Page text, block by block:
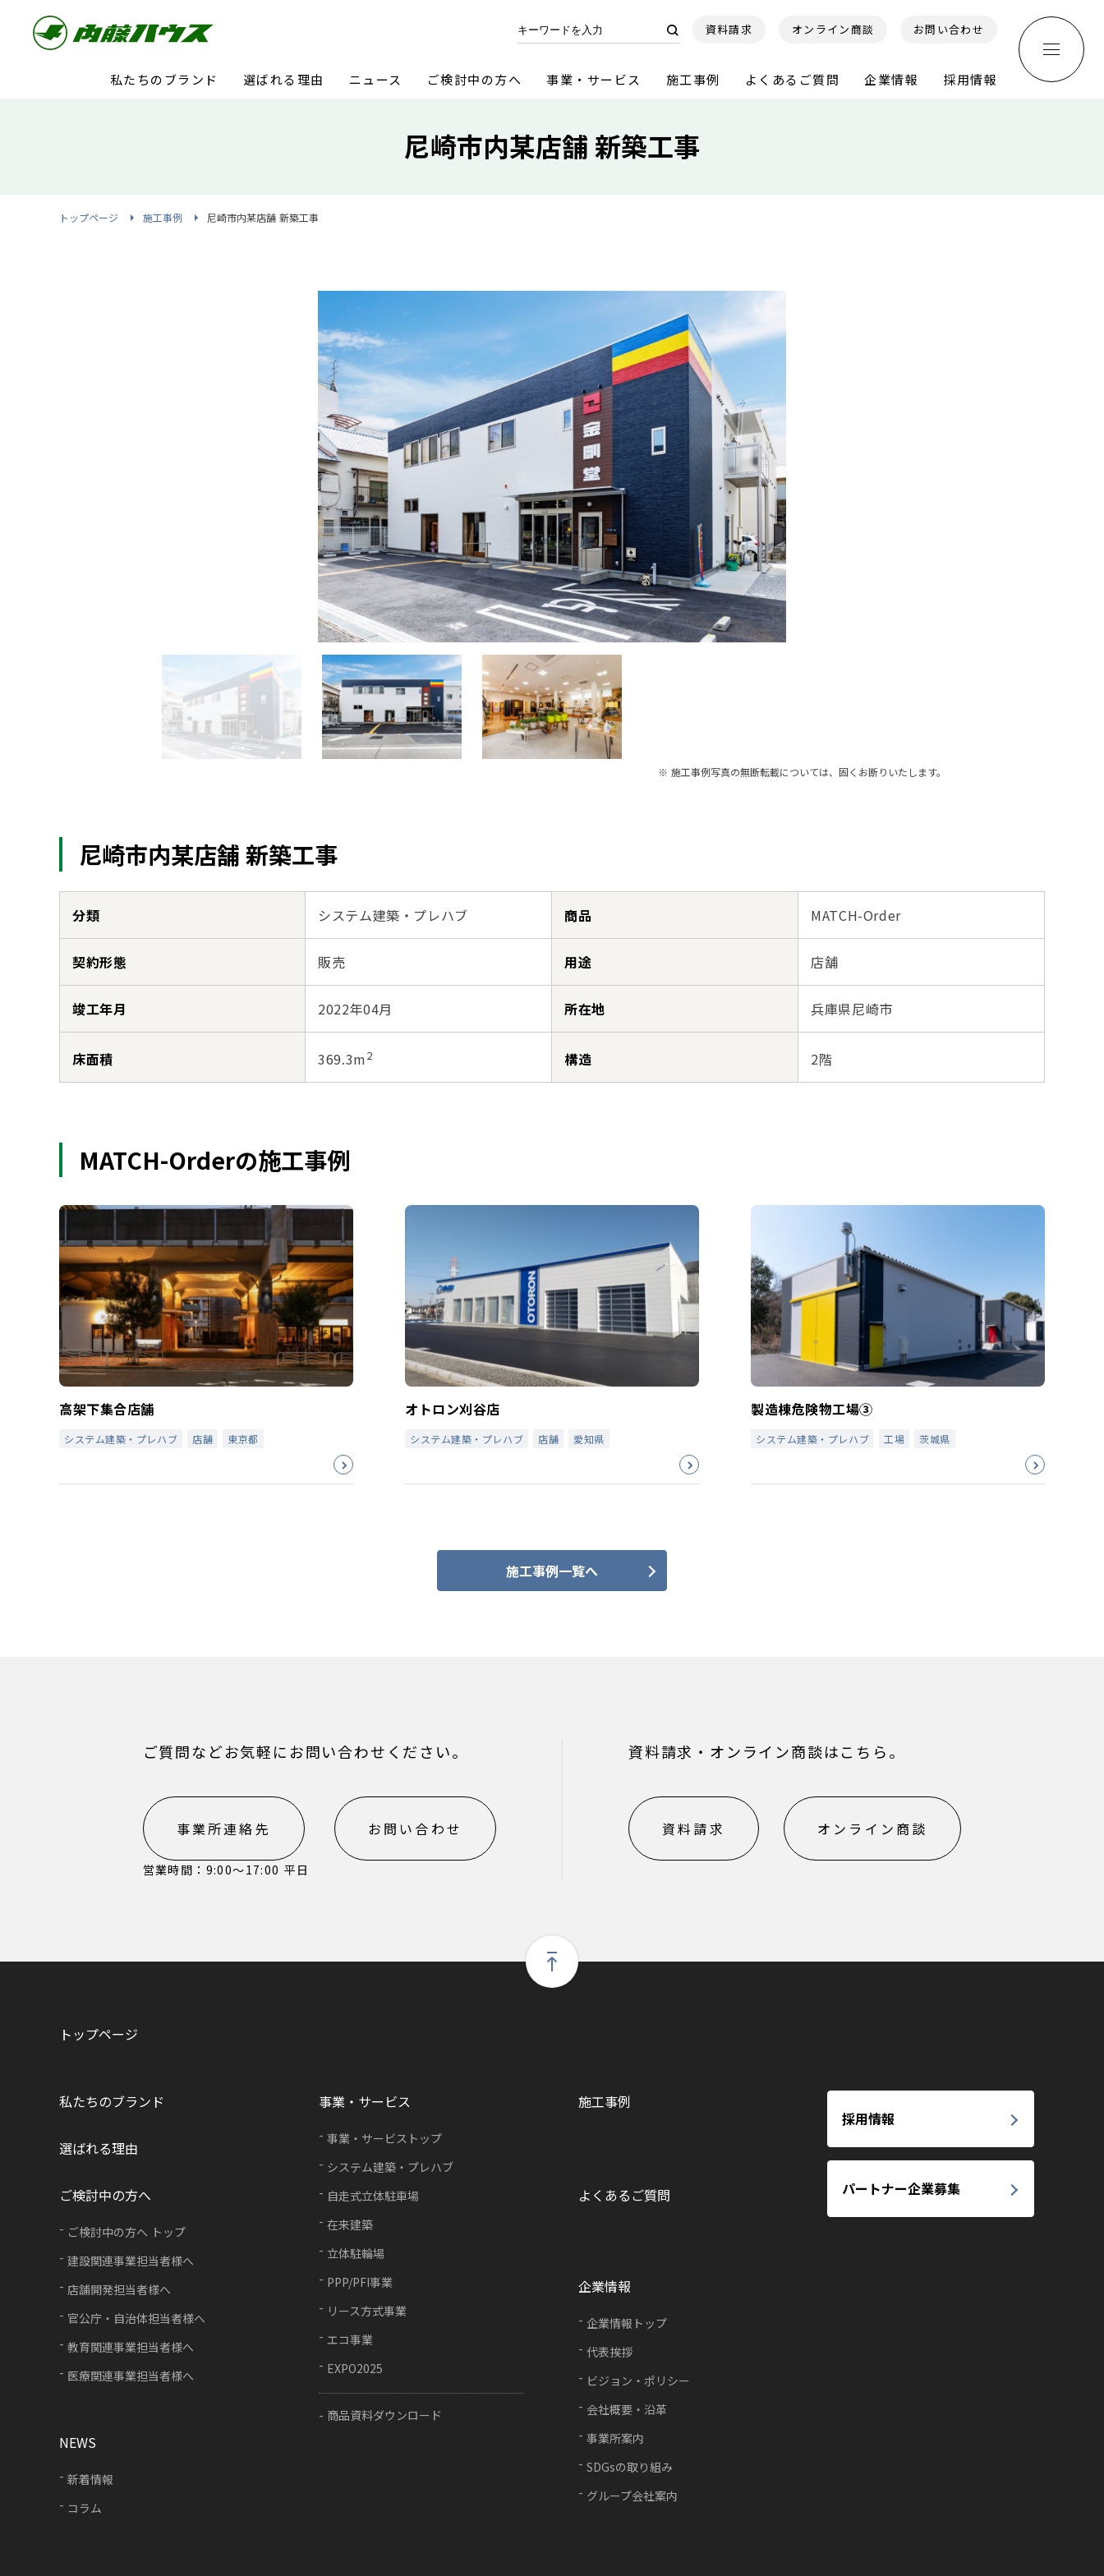
資料請求 オンライン商談 お問い合わせ
私たちのブランド 選ばれる理由 ニュース ご検討中の方へ 事業・サービス 施工事例 よくあるご質問 企業情報 採用情報
尼崎市内某店舗 新築工事
トップページ 施工事例 尼崎市内某店舗 新築工事
※ 施工事例写真の無断転載については、固くお断りいたします。
尼崎市内某店舗 新築工事
分類 システム建築・プレハブ 商品 MATCH-Order
契約形態 販売 用途 店舗
竣工年月 2022年04月 所在地 兵庫県尼崎市
床面積 369.3m2 構造 2階
MATCH-Orderの施工事例
高架下集合店舗
システム建築・プレハブ 店舗 東京都
オトロン刈谷店
システム建築・プレハブ 店舗 愛知県
製造棟危険物工場③
システム建築・プレハブ 工場 茨城県
施工事例一覧へ
ご質問などお気軽にお問い合わせください。
事業所連絡先
営業時間：9:00〜17:00 平日
お問い合わせ
資料請求・オンライン商談はこちら。
資料請求 オンライン商談
トップページ
私たちのブランド 事業・サービス
事業・サービストップ
システム建築・プレハブ
自走式立体駐車場
在来建築
立体駐輪場
PPP/PFI事業
リース方式事業
エコ事業
EXPO2025
商品資料ダウンロード
施工事例
選ばれる理由
よくあるご質問
ご検討中の方へ
ご検討中の方へ トップ
建設関連事業担当者様へ
店舗開発担当者様へ
官公庁・自治体担当者様へ
教育関連事業担当者様へ
医療関連事業担当者様へ
企業情報
企業情報トップ
代表挨拶
ビジョン・ポリシー
会社概要・沿革
事業所案内
SDGsの取り組み
グループ会社案内
NEWS
新着情報
コラム
採用情報
パートナー企業募集